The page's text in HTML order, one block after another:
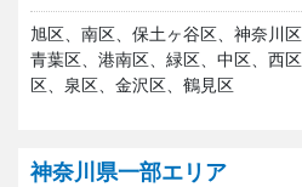
旭区、南区、保土ヶ谷区、神奈川
青葉区、港南区、緑区、中区、西
区、泉区、金沢区、鶴見区
神奈川県一部エリア